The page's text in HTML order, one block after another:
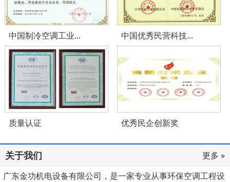
中国制冷空调工业... 中国优秀民营科技...
质量认证 优秀民企创新奖
关于我们
更多 »
广东金功机电设备有限公司，是一家专业从事环保空调工程设